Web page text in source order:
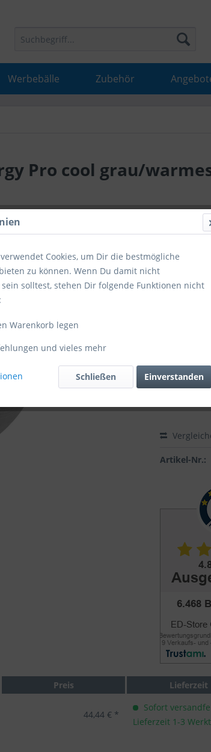
Werbebälle Zubehör
Pro cool grau/
Sofort
Artikel-Nr.:
Preis Lieferzeit
44,44 € *
Sofort
Lieferzeit 1-3
Cookies, um Dir die bestmögliche
zu können. Wenn Du damit nicht
solltest, stehen Dir folgende Funktionen nicht
Warenkorb legen
und vieles mehr
Einverstanden
Schließen